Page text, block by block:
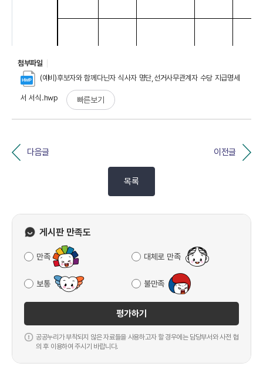
첨부파일
(예비)후보자와 함께다닌자 식사자 명단,선거사무관계자 수당 지급명세
서 서식.hwp 빠른보기
다음글 이전글
목록
게시판 만족도
만족 대체로 만족
보통 불만족
평가하기
공공누리가 부착되지 않은 자료들을 사용하고자 할 경우에는 담당부서와 사전 협
의 후 이용하여 주시기 바랍니다.